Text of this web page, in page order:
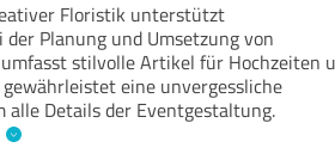
Floristik unterstützt
Planung und Umsetzung von
stilvolle Artikel für Hochzeiten
eine unvergessliche
Details der Eventgestaltung.